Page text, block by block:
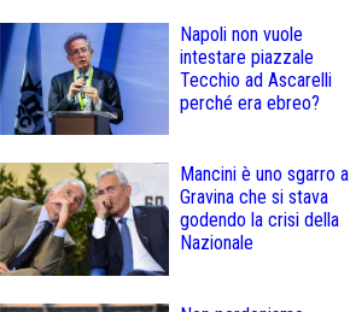
Napoli non vuole
intestare piazzale
Tecchio ad Ascarelli
perché era ebreo?
Mancini è uno sgarro a
Gravina che si stava
godendo la crisi della
Nazionale